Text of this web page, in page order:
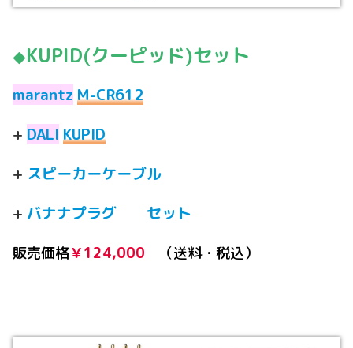
◆KUPID(クーピッド)セット
marantz M-CR612
+ DALI KUPID
+ スピーカーケーブル
+ バナナプラグ セット
販売価格￥124,000 （送料・税込）